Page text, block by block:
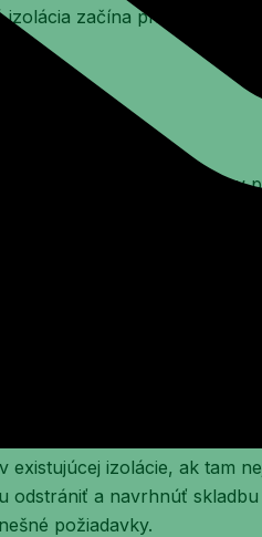
izolácia začína pri posúdení
Často sa podcení stav
typu konštrukcie,
Jedna nesprávne
prvkov.
izolácie, ak tam
odstrániť a navrhnúť
požiadavky.